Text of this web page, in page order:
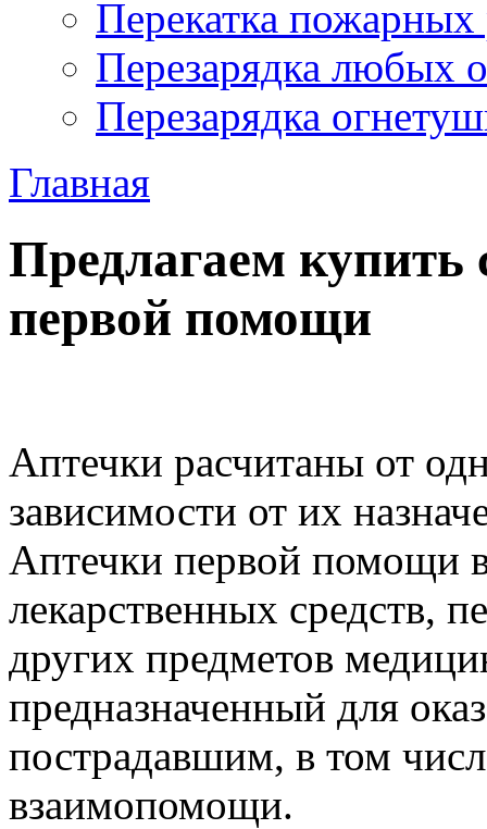
Перекатка пожарных
Перезарядка любых
Перезарядка
Главная
Предлагаем купить
первой помощи
Аптечки расчитаны от
зависимости от их
Аптечки первой помощи
лекарственных средств,
других предметов
предназначенный для
пострадавшим, в том
взаимопомощи.